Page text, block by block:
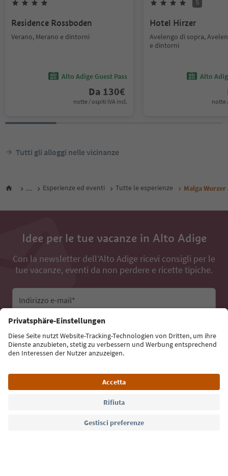
Residence Rossboden
Verano, Merano e dintorni
Alto Adige Guest Pass
Da 130€
notte / ospiti IVA incl.
S
Hotel Hirzer
Avelengo di sopra,
e dintorni
Alto
notte
Tutti gli alloggi nelle vicinanze
... Esperienze ed eventi Tutte le esperienze Malga Wurzer
Idee per le tue vacanze in Alto Adige
Con la newsletter dell’Alto Adige ricevi consigli per le
tue vacanze, eventi da non perdere e ricette tipiche.
Indirizzo e-mail*
Iscriviti alla newsletter